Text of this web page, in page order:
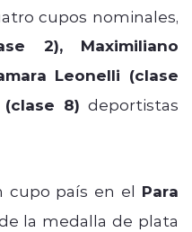
cupos nominales,
2), Maximiliano
Leonelli (clase
8) deportistas
cupo país en el Para
la medalla de plata